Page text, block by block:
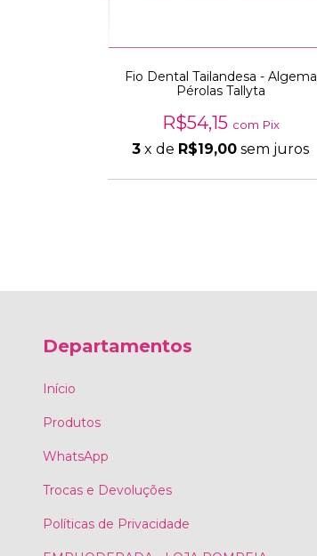
Fio Dental Tailandesa - Algema
Pérolas Tallyta
R$54,15 com Pix
3 x de R$19,00 sem juros
Departamentos
Início
Produtos
WhatsApp
Trocas e Devoluções
Políticas de Privacidade